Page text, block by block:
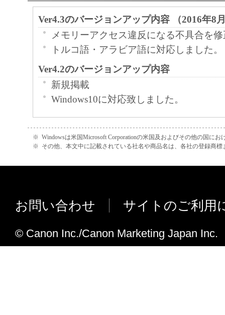
Ver4.3のバージョンアップ内容 （2016年8
メモリーアクセス違反になる不具合を
トルコ語・アラビア語に対応しました。
Ver4.2のバージョンアップ内容
新規掲載
Windows10に対応致しました。
※ Windowsは米国Microsoft Corporationの米国及およびその他の国にお
※ その他、本文中に記載されている社名や商品名は、各社の登録商標
お問い合わせ サイトのご利用
© Canon Inc./Canon Marketing Japan Inc.